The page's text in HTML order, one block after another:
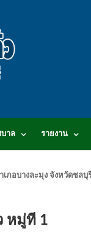
บาล รายงาน
ภอบางละมุง จังหวัดชล
หมู่ที 1